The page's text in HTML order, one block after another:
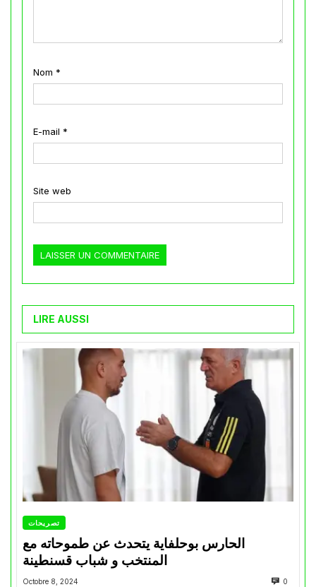
Nom *
E-mail *
Site web
LIRE AUSSI
تصريحات
الحارس بوحلفاية يتحدث عن طموحاته مع
المنتخب و شباب قسنطينة
Octobre 8, 2024 0